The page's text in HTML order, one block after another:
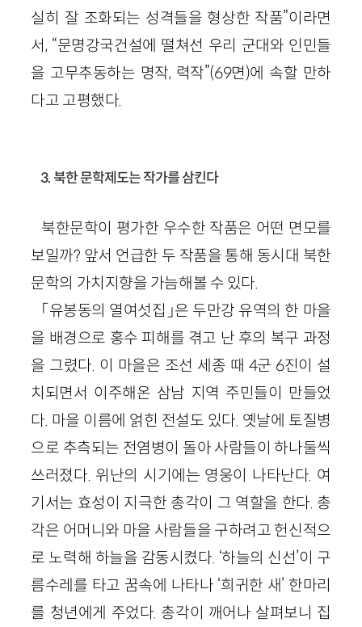
실히 잘 조화되는 성격들을 형상한 작품”이라면
서, “문명강국건설에 떨쳐선 우리 군대와 인민들
을 고무추동하는 명작, 력작”(69면)에 속할 만하
다고 고평했다.
3. 북한 문학제도는 작가를 삼킨다
북한문학이 평가한 우수한 작품은 어떤 면모를
보일까? 앞서 언급한 두 작품을 통해 동시대 북한
문학의 가치지향을 가늠해볼 수 있다.
「유봉동의 열여섯집」은 두만강 유역의 한 마을
을 배경으로 홍수 피해를 겪고 난 후의 복구 과정
을 그렸다. 이 마을은 조선 세종 때 4군 6진이 설
치되면서 이주해온 삼남 지역 주민들이 만들었
다. 마을 이름에 얽힌 전설도 있다. 옛날에 토질병
으로 추측되는 전염병이 돌아 사람들이 하나둘씩
쓰러졌다. 위난의 시기에는 영웅이 나타난다. 여
기서는 효성이 지극한 총각이 그 역할을 한다. 총
각은 어머니와 마을 사람들을 구하려고 헌신적으
로 노력해 하늘을 감동시켰다. ‘하늘의 신선’이 구
름수레를 타고 꿈속에 나타나 ‘희귀한 새’ 한마리
를 청년에게 주었다. 총각이 깨어나 살펴보니 집